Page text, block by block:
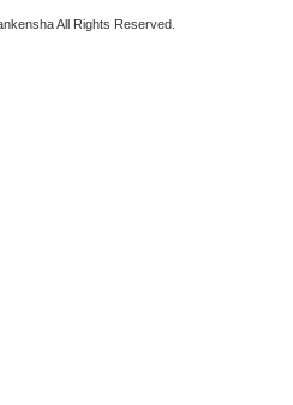
All Rights Reserved.